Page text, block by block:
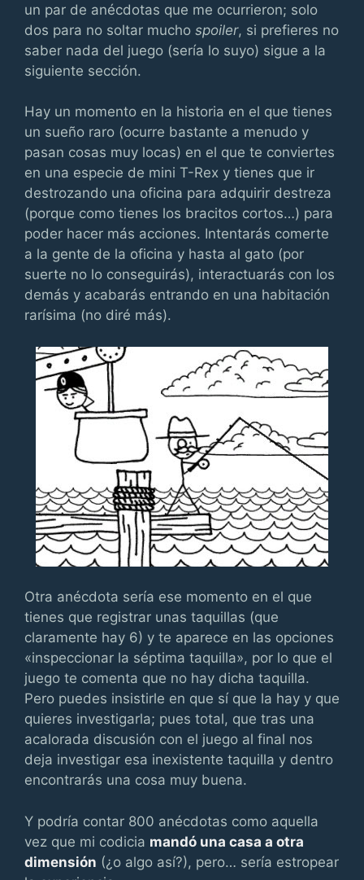
un par de anécdotas que me ocurrieron; solo
dos para no soltar mucho spoiler, si prefieres no
saber nada del juego (sería lo suyo) sigue a la
siguiente sección.
Hay un momento en la historia en el que tienes
un sueño raro (ocurre bastante a menudo y
pasan cosas muy locas) en el que te conviertes
en una especie de mini T-Rex y tienes que ir
destrozando una oficina para adquirir destreza
(porque como tienes los bracitos cortos…) para
poder hacer más acciones. Intentarás comerte
a la gente de la oficina y hasta al gato (por
suerte no lo conseguirás), interactuarás con los
demás y acabarás entrando en una habitación
rarísima (no diré más).
Otra anécdota sería ese momento en el que
tienes que registrar unas taquillas (que
claramente hay 6) y te aparece en las opciones
«inspeccionar la séptima taquilla», por lo que el
juego te comenta que no hay dicha taquilla.
Pero puedes insistirle en que sí que la hay y que
quieres investigarla; pues total, que tras una
acalorada discusión con el juego al final nos
deja investigar esa inexistente taquilla y dentro
encontrarás una cosa muy buena.
Y podría contar 800 anécdotas como aquella
vez que mi codicia mandó una casa a otra
dimensión (¿o algo así?), pero… sería estropear